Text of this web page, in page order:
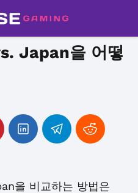
Japan을 어떻
을 비교하는 방법은